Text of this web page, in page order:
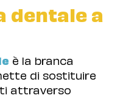
dentale a
è la branca
di sostituire
attraverso